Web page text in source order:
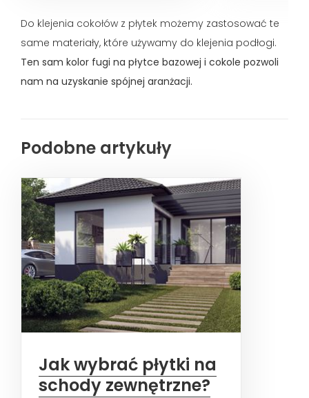
Do klejenia cokołów z płytek możemy zastosować te
same materiały, które używamy do klejenia podłogi.
Ten sam kolor fugi na płytce bazowej i cokole pozwoli
nam na uzyskanie spójnej aranżacji.
Podobne artykuły
Jak wybrać płytki na
schody zewnętrzne?